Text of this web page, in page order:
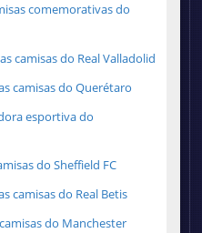
comemorativas do
camisas do Real Valladolid
camisas do Querétaro
esportiva do
do Sheffield FC
camisas do Real Betis
do Manchester